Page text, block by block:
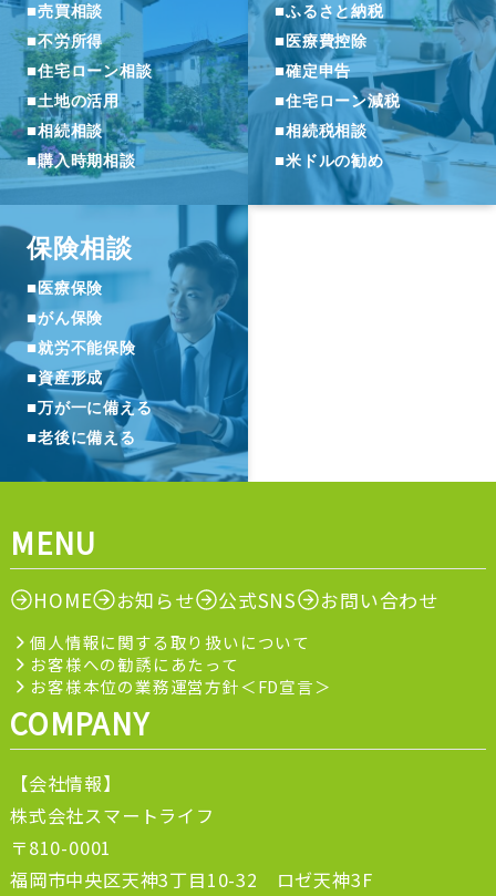
■売買相談
■不労所得
■住宅ローン相談
■土地の活用
■相続相談
■購入時期相談
■ふるさと納税
■ 医療費控除
■確定申告
■住宅ローン減税
■相続税相談
■米ドルの勧め
保険相談
■医療保険
■がん保険
■就労不能保険
■資産形成
■万が一に備える
■老後に備える
MENU
HOME お知らせ 公式SNS お問い合わせ
個人情報に関する取り扱いについて
お客様への勧誘にあたって
お客様本位の業務運営方針＜FD宣言＞
COMPANY
【会社情報】
株式会社スマートライフ
〒810-0001
福岡市中央区天神3丁目10-32 ロゼ天神3F